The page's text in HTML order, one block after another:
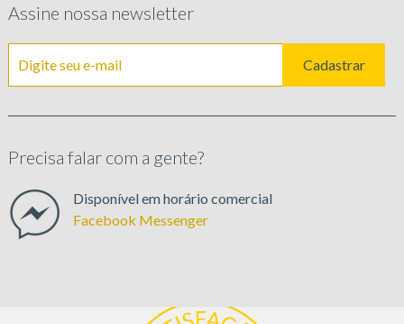
Assine nossa newsletter
Cadastrar
Precisa falar com a gente?
Disponível em horário comercial
Facebook Messenger